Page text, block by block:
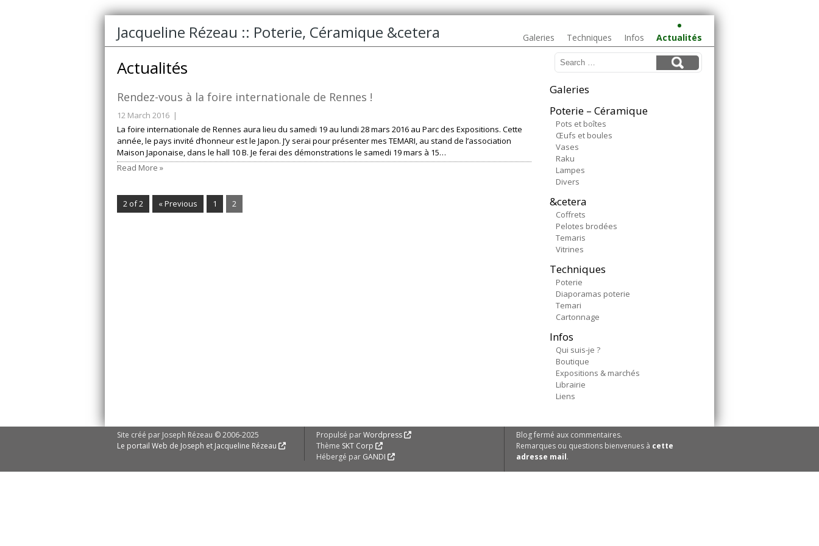
Jacqueline Rézeau :: Poterie, Céramique &cetera Galeries Techniques Infos Actualités
Actualités
Rendez-vous à la foire internationale de Rennes !
12 March 2016 |
La foire internationale de Rennes aura lieu du samedi 19 au lundi 28 mars 2016 au Parc des Expositions. Cette
année, le pays invité d’honneur est le Japon. J’y serai pour présenter mes TEMARI, au stand de l’association
Maison Japonaise, dans le hall 10 B. Je ferai des démonstrations le samedi 19 mars à 15…
Read More »
2 of 2 « Previous 1 2
Galeries
Poterie – Céramique
Pots et boîtes
Œufs et boules
Vases
Raku
Lampes
Divers
&cetera
Coffrets
Pelotes brodées
Temaris
Vitrines
Techniques
Poterie
Diaporamas poterie
Temari
Cartonnage
Infos
Qui suis-je ?
Boutique
Expositions & marchés
Librairie
Liens
Site créé par Joseph Rézeau © 2006-2025
Le portail Web de Joseph et Jacqueline Rézeau
Propulsé parWordpress
Thème SKT Corp
Hébergé par GANDI
Blog fermé aux commentaires.
Remarques ou questions bienvenues à cette
adresse mail.